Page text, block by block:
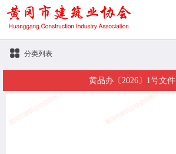
分类列表
黄品办〔2026〕1号文件